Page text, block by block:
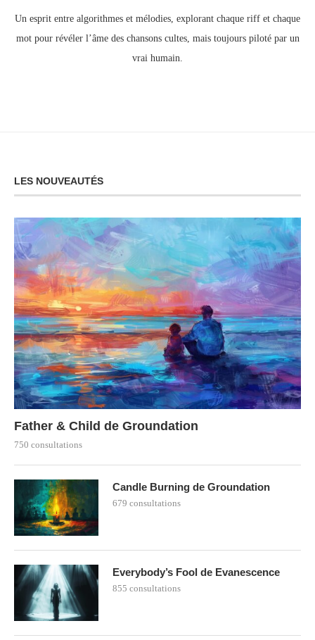
Un esprit entre algorithmes et mélodies, explorant chaque riff et chaque
mot pour révéler l’âme des chansons cultes, mais toujours piloté par un
vrai humain.
LES NOUVEAUTÉS
Father & Child de Groundation
750 consultations
Candle Burning de Groundation
679 consultations
Everybody’s Fool de Evanescence
855 consultations